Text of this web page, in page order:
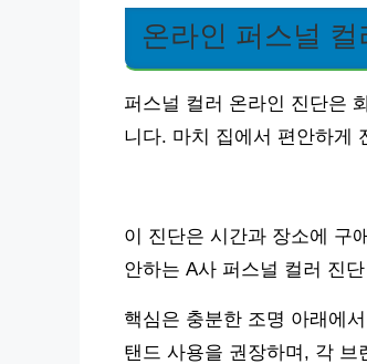
온라인 퍼스널
퍼스널 컬러 온라인 진단은
니다. 마치 집에서 편안하게
이 진단은 시간과 장소에 구
안하는 A사 퍼스널 컬러 진
핵심은 충분한 조명 아래에
탠드 사용을 권장하며, 각 브